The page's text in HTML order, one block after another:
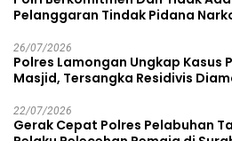
Pelanggaran Tindak Pidana
26/07/2026
Polres Lamongan Ungkap Kasus
Masjid, Tersangka Residivis
22/07/2026
Gerak Cepat Polres Pelabuhan